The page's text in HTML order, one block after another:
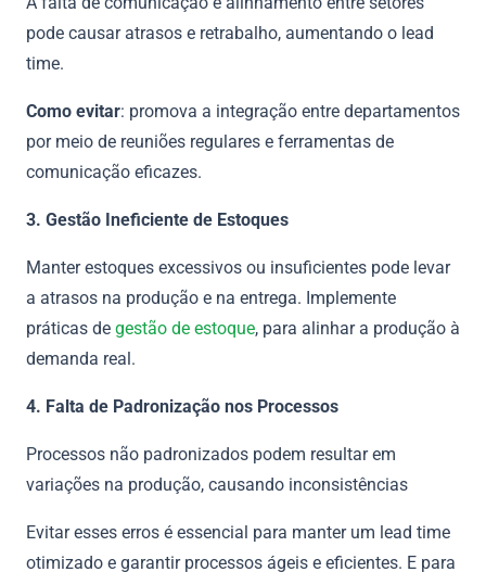
pode causar atrasos e retrabalho, aumentando o lead
time.
Como evitar: promova a integração entre departamentos
por meio de reuniões regulares e ferramentas de
comunicação eficazes.
3. Gestão Ineficiente de Estoques
Manter estoques excessivos ou insuficientes pode levar
a atrasos na produção e na entrega. Implemente
práticas de gestão de estoque, para alinhar a produção à
demanda real.
4. Falta de Padronização nos Processos
Processos não padronizados podem resultar em
variações na produção, causando inconsistências
Evitar esses erros é essencial para manter um lead time
otimizado e garantir processos ágeis e eficientes. E para